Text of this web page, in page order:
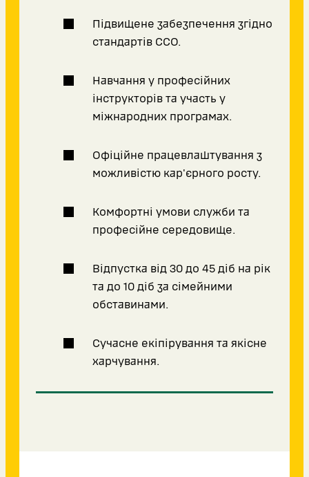
Підвищене забезпечення згідно
стандартів ССО.
Навчання у професійних
інструкторів та участь у
міжнародних програмах.
Офіційне працевлаштування з
можливістю кар'єрного росту.
Комфортні умови служби та
професійне середовище.
Відпустка від 30 до 45 діб на рік
та до 10 діб за сімейними
обставинами.
Сучасне екіпірування та якісне
харчування.